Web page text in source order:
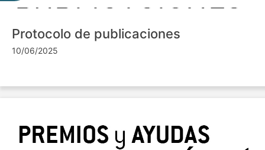
Protocolo de publicaciones
10/06/2025